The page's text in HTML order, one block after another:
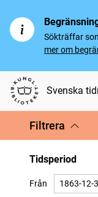
Sökträffar
mer om
Svenska
Filtrera
Tidsperiod
Från